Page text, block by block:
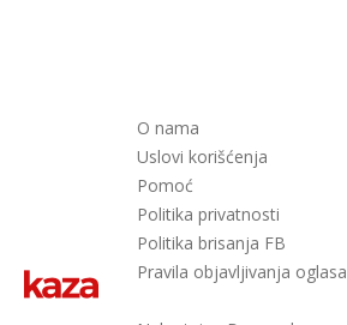
O nama
Uslovi korišćenja
Pomoć
Politika privatnosti
Politika brisanja FB
Pravila objavljivanja oglasa